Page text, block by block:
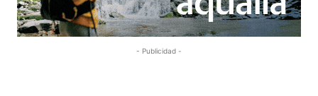
- Publicidad -